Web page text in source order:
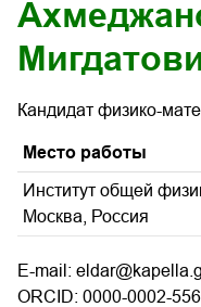
Кандидат физико-
Место работы
Институт общей
Москва, Россия
E-mail:
ORCID: 0000-0002-